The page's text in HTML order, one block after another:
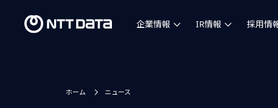
企業情報 IR情報 採用情
ホーム ニュース